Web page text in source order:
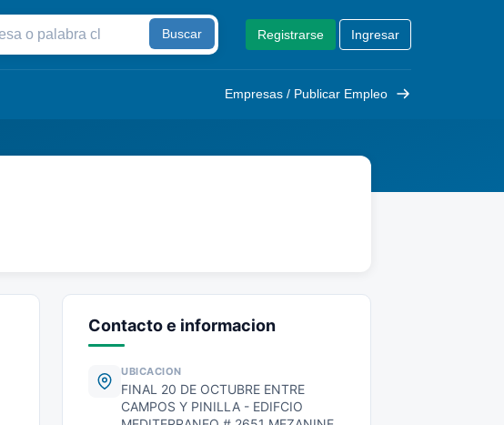
Buscar Registrarse Ingresar
Empresas / Publicar Empleo
Contacto e informacion
UBICACION
FINAL 20 DE OCTUBRE ENTRE
CAMPOS Y PINILLA - EDIFCIO